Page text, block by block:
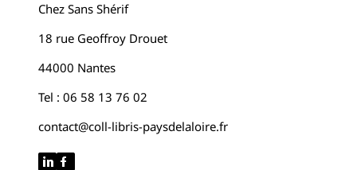
Chez Sans Shérif
18 rue Geoffroy Drouet
44000 Nantes
Tel : 06 58 13 76 02
contact@coll-libris-paysdelaloire.fr